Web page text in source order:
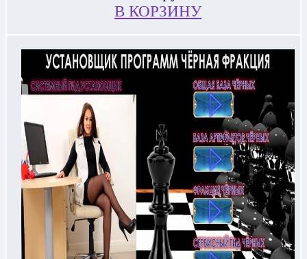
В КОРЗИНУ